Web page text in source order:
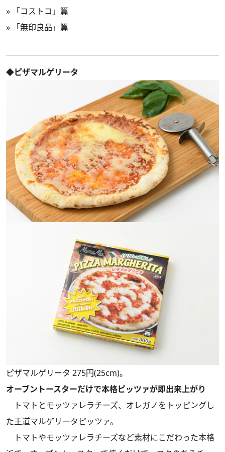
»
「コストコ」篇
»
「無印良品」篇
◆ピザマルゲリータ
ピザマルゲリータ 275円(25cm)。
オーブントースターだけで本格ピッツァが即出来上がり
トマトとモッツァレラチーズ、オレガノをトッピングし
た王道マルゲリータピッツァ。
トマトやモッツァレラチーズなど素材にこだわった本格